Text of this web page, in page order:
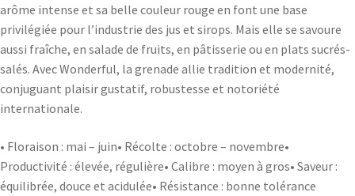
arôme intense et sa belle couleur rouge en font une base
privilégiée pour l’industrie des jus et sirops. Mais elle se savoure
aussi fraîche, en salade de fruits, en pâtisserie ou en plats sucrés-
salés. Avec Wonderful, la grenade allie tradition et modernité,
conjuguant plaisir gustatif, robustesse et notoriété
internationale.
• Floraison : mai – juin• Récolte : octobre – novembre•
Productivité : élevée, régulière• Calibre : moyen à gros• Saveur :
équilibrée, douce et acidulée• Résistance : bonne tolérance